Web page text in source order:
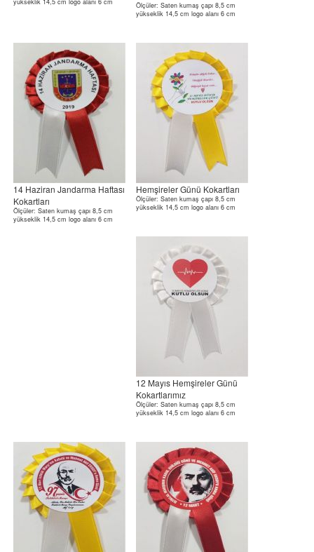
Ölçüler: Saten kumaş çapı 8,5 cm
yükseklik 14,5 cm logo alanı 6 cm
14 Haziran Jandarma Haftası
Kokartları
Ölçüler: Saten kumaş çapı 8,5 cm
yükseklik 14,5 cm logo alanı 6 cm
Hemşireler Günü Kokartları
Ölçüler: Saten kumaş çapı 8,5 cm
yükseklik 14,5 cm logo alanı 6 cm
12 Mayıs Hemşireler Günü
Kokartlarımız
Ölçüler: Saten kumaş çapı 8,5 cm
yükseklik 14,5 cm logo alanı 6 cm